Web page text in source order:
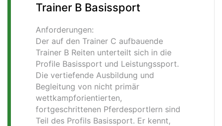
Trainer B Basissport
Anforderungen:
Der auf den Trainer C aufbauende
Trainer B Reiten unterteilt sich in die
Profile Basissport und Leistungssport.
Die vertiefende Ausbildung und
Begleitung von nicht primär
wettkampforientierten,
fortgeschrittenen Pferdesportlern sind
Teil des Profils Basissport. Er kennt,